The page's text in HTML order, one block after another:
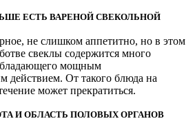
ЕСТЬ ВАРЕНОЙ СВЕКОЛЬНОЙ
не слишком аппетитно, но в этом
свеклы содержится много
мощным
действием. От такого блюда на
может прекратиться.
И ОБЛАСТЬ ПОЛОВЫХ ОРГАНОВ